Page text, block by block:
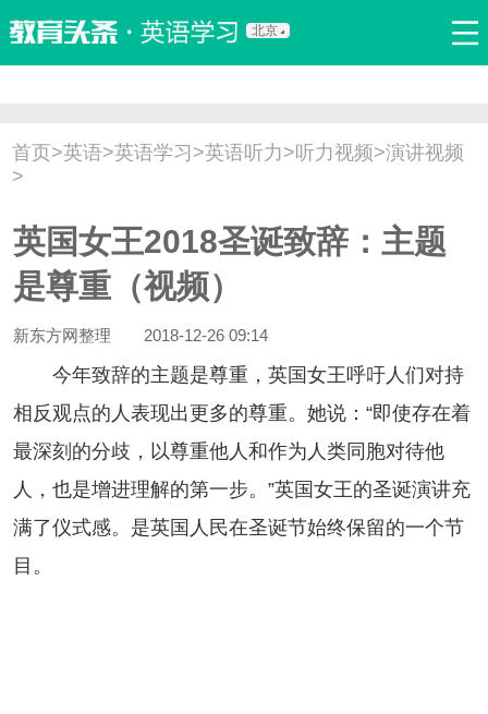
北京
双语新闻 口译翻译 职场英语 娱乐英语 少儿英语
流行语 新概念
首页>英语>英语学习 >英语听力>听力视频>演讲视频
>
英国女王2018圣诞致辞：主题
是尊重（视频）
新东方网整理 2018-12-26 09:14
今年致辞的主题是尊重，英国女王呼吁人们对持
相反观点的人表现出更多的尊重。她说：“即使存在着
最深刻的分歧，以尊重他人和作为人类同胞对待他
人，也是增进理解的第一步。”英国女王的圣诞演讲充
满了仪式感。是英国人民在圣诞节始终保留的一个节
目。